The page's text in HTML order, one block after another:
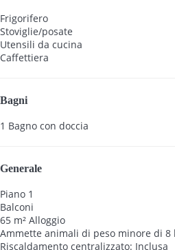
Frigorifero
Stoviglie/posate
Utensili da cucina
Caffettiera
Bagni
1 Bagno con doccia
Generale
Piano 1
Balconi
65 m² Alloggio
Ammette animali di peso minore di 8
Riscaldamento centralizzato: Inclusa